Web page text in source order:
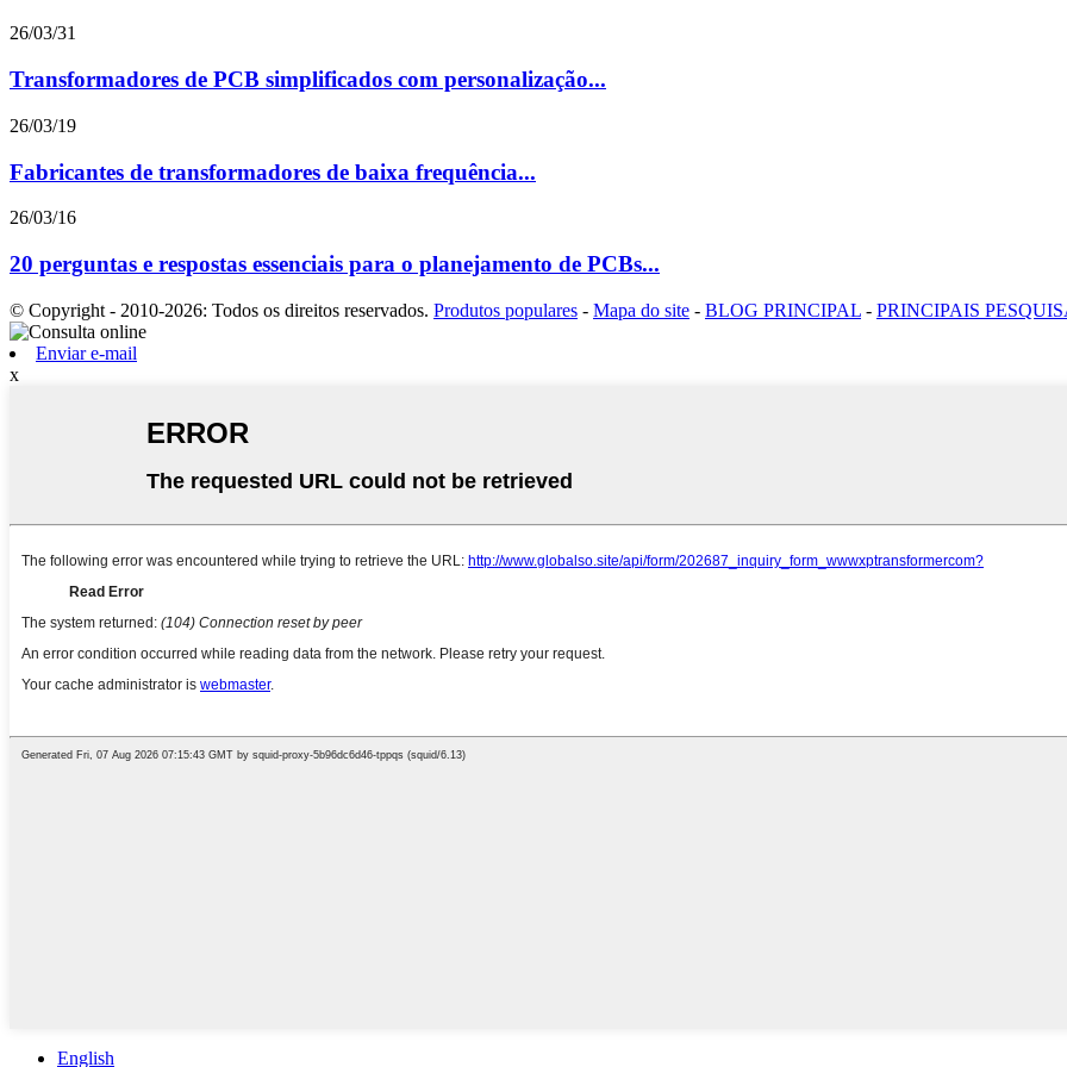
26/03/31
Transformadores de PCB simplificados com personalização...
26/03/19
Fabricantes de transformadores de baixa frequência...
26/03/16
20 perguntas e respostas essenciais para o planejamento de PCBs...
© Copyright - 2010-2026: Todos os direitos reservados. Produtos populares - Mapa do site - BLOG PRINCIPAL - PRINCIPAIS
Enviar e-mail
x
English